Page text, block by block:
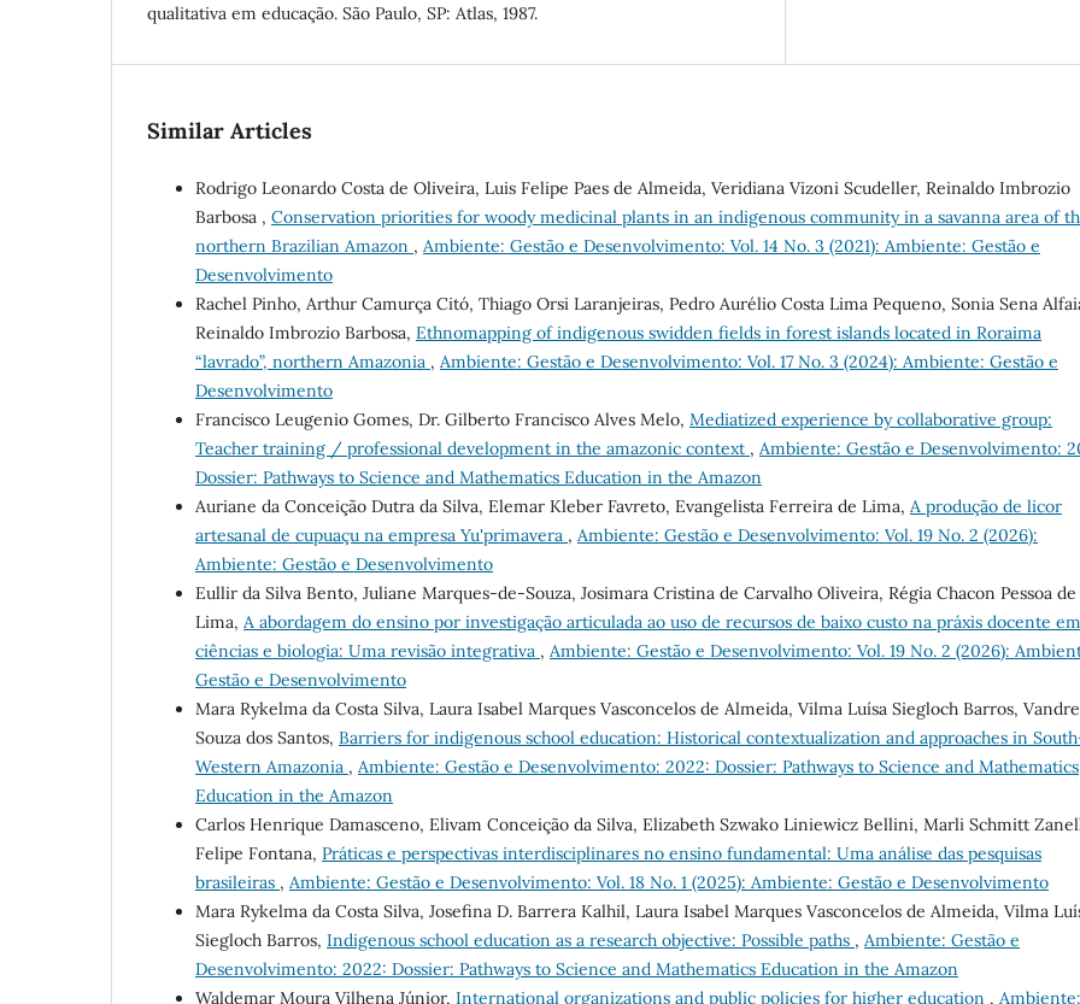
qualitativa em educação. São Paulo, SP: Atlas, 1987.
Similar Articles
Rodrigo Leonardo Costa de Oliveira, Luis Felipe Paes de Almeida, Veridiana Vizoni Scudeller, Reinaldo Imbrozio
Barbosa , Conservation priorities for woody medicinal plants in an indigenous community in a savanna area of
northern Brazilian Amazon , Ambiente: Gestão e Desenvolvimento: Vol. 14 No. 3 (2021): Ambiente: Gestão e
Desenvolvimento
Rachel Pinho, Arthur Camurça Citó, Thiago Orsi Laranjeiras, Pedro Aurélio Costa Lima Pequeno, Sonia Sena
Reinaldo Imbrozio Barbosa, Ethnomapping of indigenous swidden fields in forest islands located in Roraima
“lavrado”, northern Amazonia , Ambiente: Gestão e Desenvolvimento: Vol. 17 No. 3 (2024): Ambiente: Gestão e
Desenvolvimento
Francisco Leugenio Gomes, Dr. Gilberto Francisco Alves Melo, Mediatized experience by collaborative group:
Teacher training / professional development in the amazonic context , Ambiente: Gestão e Desenvolvimento:
Dossier: Pathways to Science and Mathematics Education in the Amazon
Auriane da Conceição Dutra da Silva, Elemar Kleber Favreto, Evangelista Ferreira de Lima, A produção de licor
artesanal de cupuaçu na empresa Yu'primavera , Ambiente: Gestão e Desenvolvimento: Vol. 19 No. 2 (2026):
Ambiente: Gestão e Desenvolvimento
Eullir da Silva Bento, Juliane Marques-de-Souza, Josimara Cristina de Carvalho Oliveira, Régia Chacon Pessoa de
Lima, A abordagem do ensino por investigação articulada ao uso de recursos de baixo custo na práxis docente em
ciências e biologia: Uma revisão integrativa , Ambiente: Gestão e Desenvolvimento: Vol. 19 No. 2 (2026):
Gestão e Desenvolvimento
Mara Rykelma da Costa Silva, Laura Isabel Marques Vasconcelos de Almeida, Vilma Luísa Siegloch Barros,
Souza dos Santos, Barriers for indigenous school education: Historical contextualization and approaches in
Western Amazonia , Ambiente: Gestão e Desenvolvimento: 2022: Dossier: Pathways to Science and Mathematics
Education in the Amazon
Carlos Henrique Damasceno, Elivam Conceição da Silva, Elizabeth Szwako Liniewicz Bellini, Marli Schmitt
Felipe Fontana, Práticas e perspectivas interdisciplinares no ensino fundamental: Uma análise das pesquisas
brasileiras , Ambiente: Gestão e Desenvolvimento: Vol. 18 No. 1 (2025): Ambiente: Gestão e Desenvolvimento
Mara Rykelma da Costa Silva, Josefina D. Barrera Kalhil, Laura Isabel Marques Vasconcelos de Almeida, Vilma
Siegloch Barros, Indigenous school education as a research objective: Possible paths , Ambiente: Gestão e
Desenvolvimento: 2022: Dossier: Pathways to Science and Mathematics Education in the Amazon
Waldemar Moura Vilhena Júnior, International organizations and public policies for higher education , Ambiente: